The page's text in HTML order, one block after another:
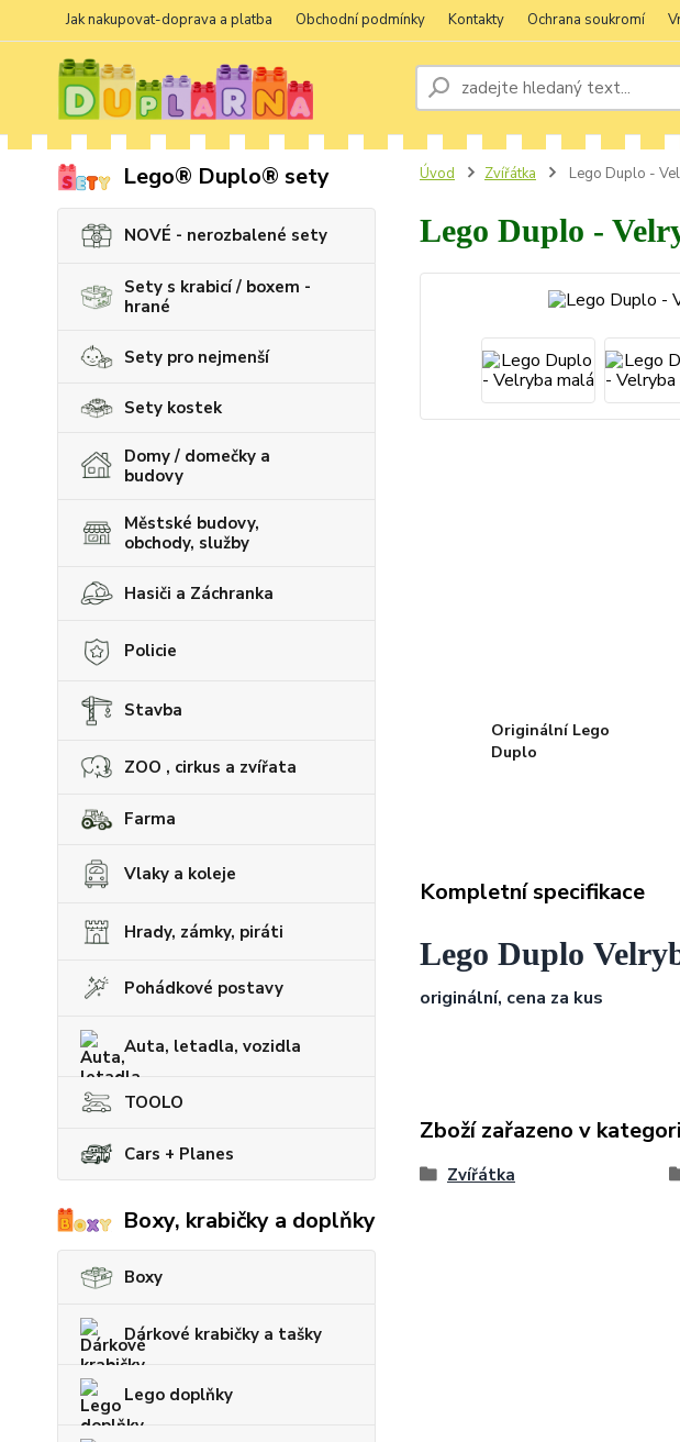
Jak nakupovat-doprava a platba Obchodní podmínky Kontakty Ochrana soukromí
Lego® Duplo® sety
NOVÉ - nerozbalené sety
Sety s krabicí / boxem -
hrané
Sety pro nejmenší
Sety kostek
Domy / domečky a
budovy
Městské budovy,
obchody, služby
Hasiči a Záchranka
Policie
Stavba
ZOO , cirkus a zvířata
Farma
Vlaky a koleje
Hrady, zámky, piráti
Pohádkové postavy
Auta, letadla, vozidla
TOOLO
Cars + Planes
Boxy, krabičky a doplňky
Boxy
Dárkové krabičky a tašky
Lego doplňky
Úvod Zvířátka Lego Duplo -
Lego Duplo -
Originální Lego
Duplo
Kompletní specifikace
Lego Duplo
originální, cena za kus
Zboží zařazeno v
Zvířátka